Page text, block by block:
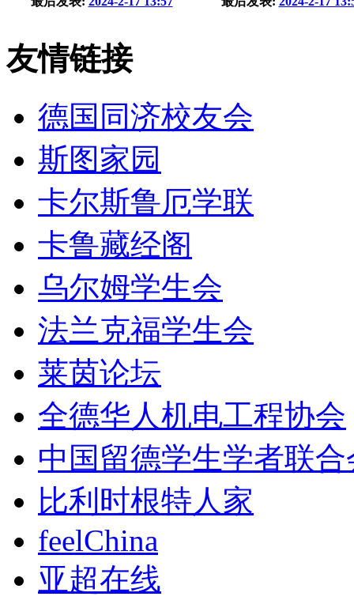
友情链接
德国同济校友会
斯图家园
卡尔斯鲁厄学联
卡鲁藏经阁
乌尔姆学生会
法兰克福学生会
莱茵论坛
全德华人机电工程协会
中国留德学生学者联合
比利时根特人家
feelChina
亚超在线